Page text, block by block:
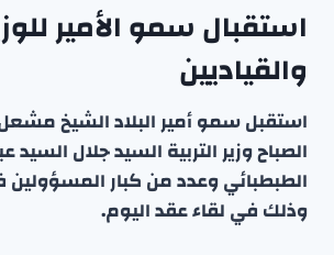
استقبال سمو الأمير
والقياديين
استقبل سمو أمير البلاد الشيخ مشعل
الصباح وزير التربية السيد جلال
الطبطبائي وعدد من كبار المسؤولين
وذلك في لقاء عقد اليوم.